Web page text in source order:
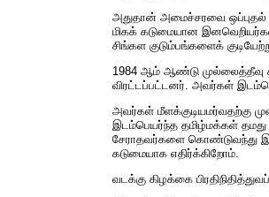
அதுதான் அமைச்சரவை ஒப்புதல்
மிகக் கடுமையான
சிங்கள குடும்பங்களைக்
1984 ஆம் ஆண்டு முல்லைத்தீவு
விரட்டப்பட்டனர். அவர்கள்
அவர்கள் மீளக்குடியமர்வதற்கு
இடம்பெயர்ந்த தமிழ்மக்கள்
சேராதவர்களை கொண்டுவந்து
கடுமையாக எதிர்க்கிறோம்.
வடக்கு கிழக்கை